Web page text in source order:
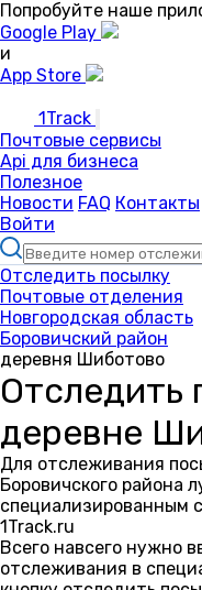
Попробуйте наше
Google Play
и
App Store
1Track
Почтовые сервисы
Api для бизнеса
Полезное
Новости FAQ Контакты
Войти
Отследить посылку
Почтовые отделения
Новгородская область
Боровичский район
деревня Шиботово
Отследить
деревне
Для отслеживания
Боровичского района
специализированным
1Track.ru
Всего навсего нужно
отслеживания в